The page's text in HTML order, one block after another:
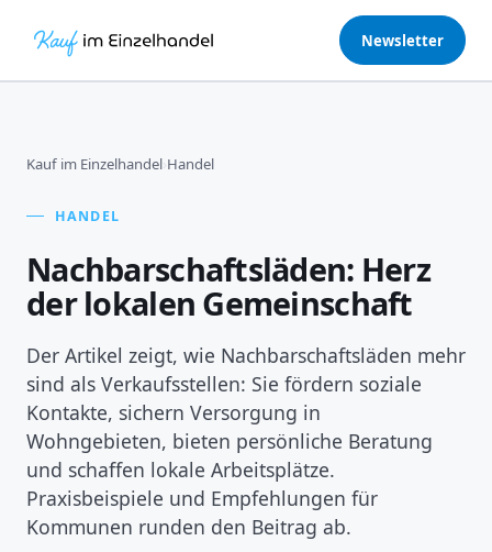
Newsletter
Kauf im Einzelhandel›Handel
HANDEL
Nachbarschaftsläden: Herz
der lokalen Gemeinschaft
Der Artikel zeigt, wie Nachbarschaftsläden mehr
sind als Verkaufsstellen: Sie fördern soziale
Kontakte, sichern Versorgung in
Wohngebieten, bieten persönliche Beratung
und schaffen lokale Arbeitsplätze.
Praxisbeispiele und Empfehlungen für
Kommunen runden den Beitrag ab.